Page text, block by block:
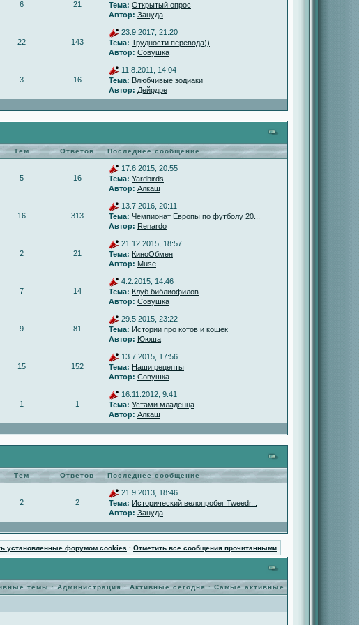
6 21
Тема: Открытый опрос
Автор: Зануда
22 143
23.9.2017, 21:20
Тема: Трудности перевода))
Автор: Совушка
3 16
11.8.2011, 14:04
Тема: Влюбчивые зодиаки
Автор: Дейрдре
Тем Ответов Последнее сообщение
5 16
17.6.2015, 20:55
Тема: Yardbirds
Автор: Алкаш
16 313
13.7.2016, 20:11
Тема: Чемпионат Европы по футболу 20...
Автор: Renardo
2 21
21.12.2015, 18:57
Тема: КиноОбмен
Автор: Muse
7 14
4.2.2015, 14:46
Тема: Клуб библиофилов
Автор: Совушка
9 81
29.5.2015, 23:22
Тема: Истории про котов и кошек
Автор: Ююша
15 152
13.7.2015, 17:56
Тема: Наши рецепты
Автор: Совушка
1 1
16.11.2012, 9:41
Тема: Устами младенца
Автор: Алкаш
Тем Ответов Последнее сообщение
2 2
21.9.2013, 18:46
Тема: Исторический велопробег Tweedr...
Автор: Зануда
установленные форумом cookies · Отметить все сообщения прочитанными
темы·Администрация·Активные сегодня · Самые активные